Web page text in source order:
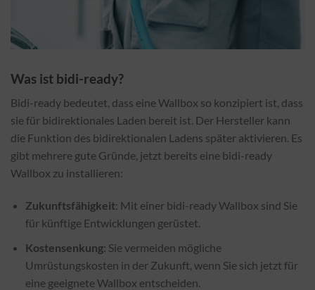
Was ist bidi-ready?
Bidi-ready bedeutet, dass eine Wallbox so konzipiert ist, dass
sie für bidirektionales Laden bereit ist. Der Hersteller kann
die Funktion des bidirektionalen Ladens später aktivieren. Es
gibt mehrere gute Gründe, jetzt bereits eine bidi-ready
Wallbox zu installieren:
Zukunftsfähigkeit: Mit einer bidi-ready Wallbox sind Sie
für künftige Entwicklungen gerüstet.
Kostensenkung: Sie vermeiden mögliche
Umrüstungskosten in der Zukunft, wenn Sie sich jetzt für
eine geeignete Wallbox entscheiden.